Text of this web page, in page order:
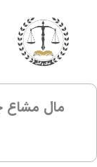
مال مشاع